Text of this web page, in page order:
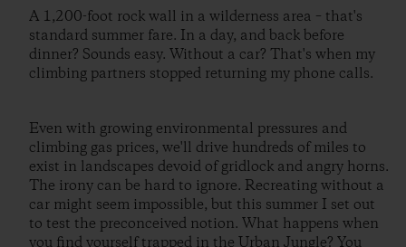
A 1,200-foot rock wall in a wilderness area – that's
standard summer fare. In a day, and back before
dinner? Sounds easy. Without a car? That's when my
climbing partners stopped returning my phone calls.
Even with growing environmental pressures and
climbing gas prices, we'll drive hundreds of miles to
exist in landscapes devoid of gridlock and angry horns.
The irony can be hard to ignore. Recreating without a
car might seem impossible, but this summer I set out
to test the preconceived notion. What happens when
you find yourself trapped in the Urban Jungle? You